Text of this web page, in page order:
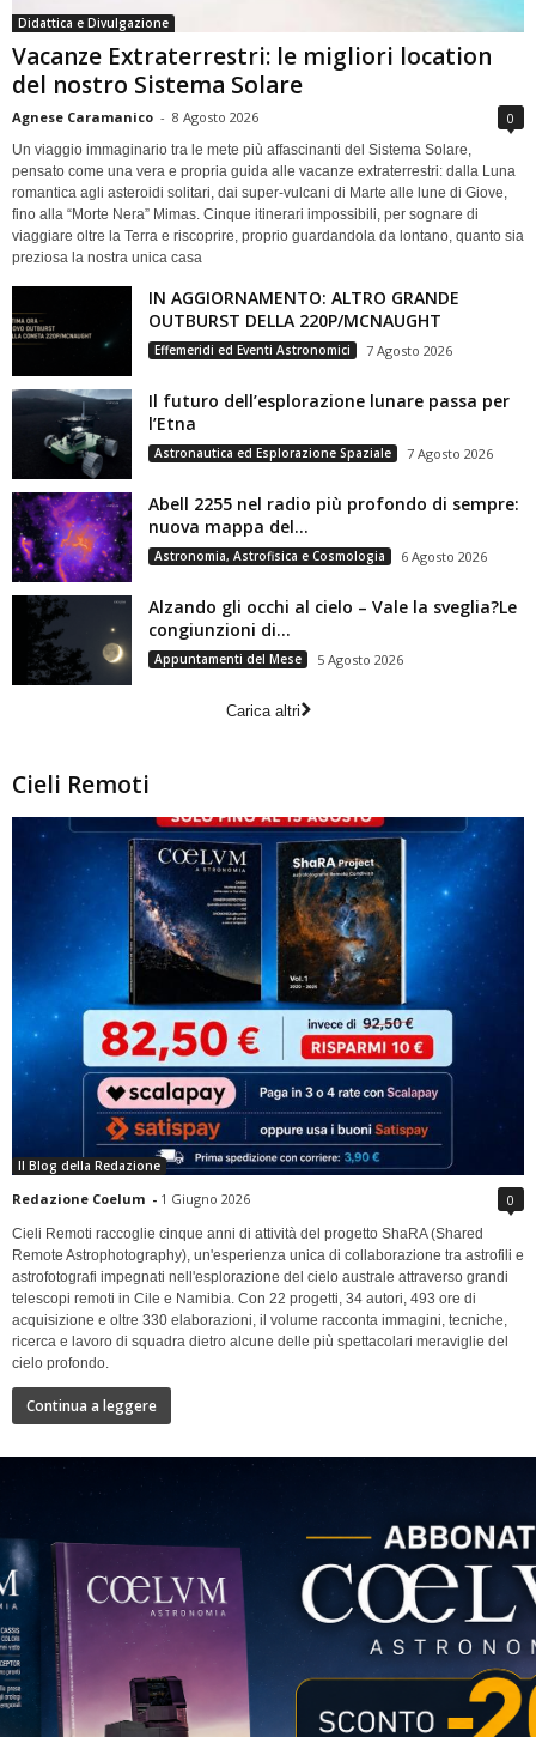
Didattica e Divulgazione
Vacanze Extraterrestri: le migliori location
del nostro Sistema Solare
Agnese Caramanico - 8 Agosto 2026 0
Un viaggio immaginario tra le mete più affascinanti del Sistema Solare,
pensato come una vera e propria guida alle vacanze extraterrestri: dalla Luna
romantica agli asteroidi solitari, dai super-vulcani di Marte alle lune di Giove,
fino alla “Morte Nera” Mimas. Cinque itinerari impossibili, per sognare di
viaggiare oltre la Terra e riscoprire, proprio guardandola da lontano, quanto sia
preziosa la nostra unica casa
IN AGGIORNAMENTO: ALTRO GRANDE
OUTBURST DELLA 220P/MCNAUGHT
Effemeridi ed Eventi Astronomici 7 Agosto 2026
Il futuro dell’esplorazione lunare passa per
l’Etna
Astronautica ed Esplorazione Spaziale 7 Agosto 2026
Abell 2255 nel radio più profondo di sempre:
nuova mappa del...
Astronomia, Astrofisica e Cosmologia 6 Agosto 2026
Alzando gli occhi al cielo – Vale la sveglia?Le
congiunzioni di...
Appuntamenti del Mese 5 Agosto 2026
Carica altri
Cieli Remoti
Il Blog della Redazione
Redazione Coelum - 1 Giugno 2026 0
Cieli Remoti raccoglie cinque anni di attività del progetto ShaRA (Shared
Remote Astrophotography), un'esperienza unica di collaborazione tra astrofili e
astrofotografi impegnati nell'esplorazione del cielo australe attraverso grandi
telescopi remoti in Cile e Namibia. Con 22 progetti, 34 autori, 493 ore di
acquisizione e oltre 330 elaborazioni, il volume racconta immagini, tecniche,
ricerca e lavoro di squadra dietro alcune delle più spettacolari meraviglie del
cielo profondo.
Continua a leggere